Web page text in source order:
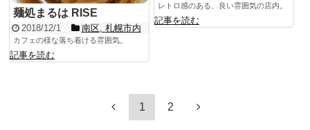
レトロ感のある、良い雰囲気の店内。
記事を読む
麺処まるは RISE
2018/12/1 南区, 札幌市内
カフェの様な落ち着ける雰囲気。
記事を読む
1 2